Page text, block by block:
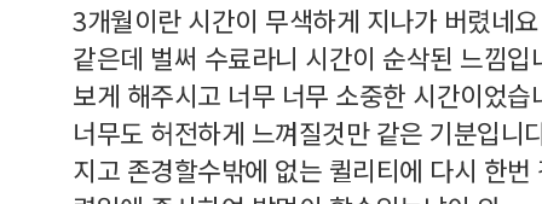
3개월이란 시간이 무색하게 지나가 버렸네
같은데 벌써 수료라니 시간이 순삭된 느낌
보게 해주시고 너무 너무 소중한 시간이었
너무도 허전하게 느껴질것만 같은 기분입니
지고 존경할수밖에 없는 퀼리티에 다시 한